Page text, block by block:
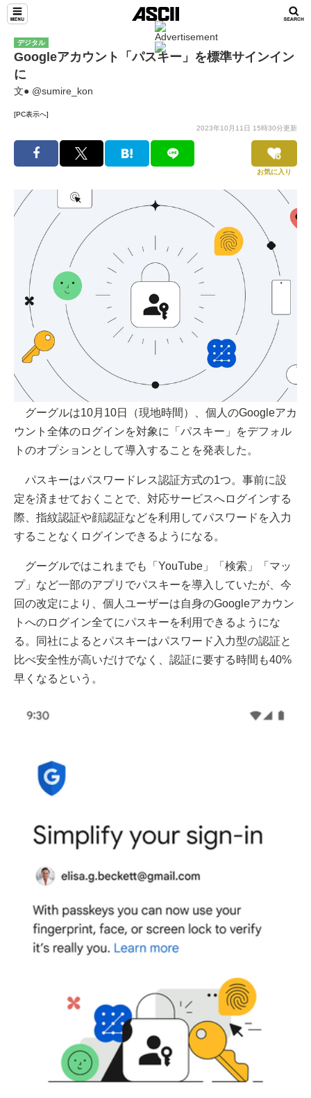
デジタル
Googleアカウント「パスキー」を標準サインイン
に
文● @sumire_kon
[PC表示へ]
2023年10月11日 15時30分更新
お気に入り
グーグルは10月10日（現地時間）、個人のGoogleアカ
ウント全体のログインを対象に「パスキー」をデフォル
トのオプションとして導入することを発表した。
パスキーはパスワードレス認証方式の1つ。事前に設
定を済ませておくことで、対応サービスへログインする
際、指紋認証や顔認証などを利用してパスワードを入力
することなくログインできるようになる。
グーグルではこれまでも「YouTube」「検索」「マッ
プ」など一部のアプリでパスキーを導入していたが、今
回の改定により、個人ユーザーは自身のGoogleアカウン
トへのログイン全てにパスキーを利用できるようにな
る。同社によるとパスキーはパスワード入力型の認証と
比べ安全性が高いだけでなく、認証に要する時間も40%
早くなるという。